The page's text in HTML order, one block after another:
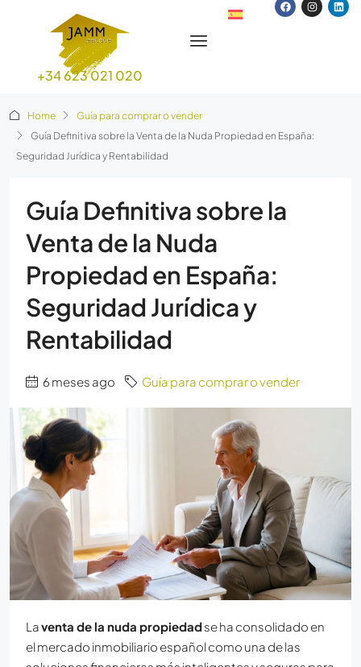
+34 623 021 020
Home
Guía para comprar o vender
Guía Definitiva sobre la Venta de la Nuda Propiedad en España:
Seguridad Jurídica y Rentabilidad
Guía Definitiva sobre la
Venta de la Nuda
Propiedad en España:
Seguridad Jurídica y
Rentabilidad
6 meses ago Guía para comprar o vender
Laventa de la nuda propiedadse ha consolidado en
el mercado inmobiliario español como una de las